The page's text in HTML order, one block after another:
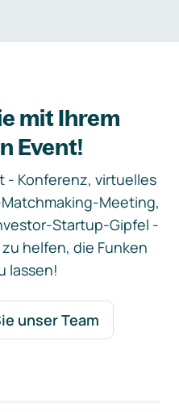
mit Ihrem
Event!
- Konferenz, virtuelles
Meeting,
Startup-Gipfel -
helfen, die Funken
lassen!
unser Team